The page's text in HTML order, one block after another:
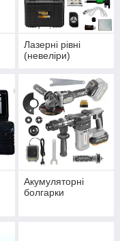
Лазерні рівні
(невеліри)
Акумуляторні
болгарки